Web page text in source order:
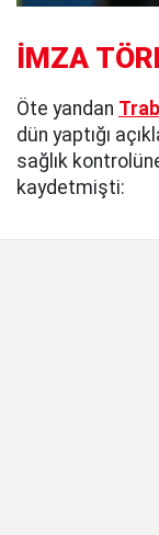
İMZA
Öte yandan
dün yaptığı
sağlık
kaydetmişti: